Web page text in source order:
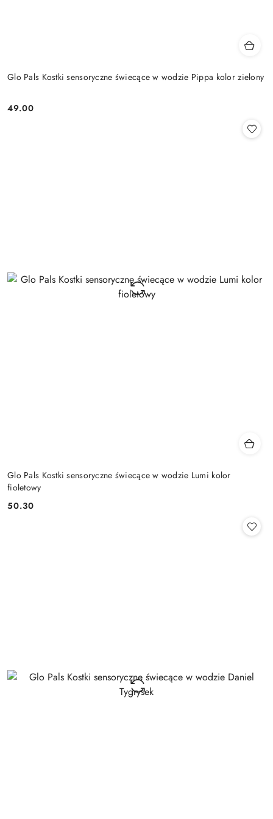
Glo Pals Kostki sensoryczne świecące w wodzie Pippa kolor zielony
Cena:
49.00
Glo Pals Kostki sensoryczne świecące w wodzie Lumi kolor
fioletowy
Cena:
50.30